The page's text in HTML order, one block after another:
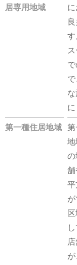
居専用地域
す
に
第一種住居地域
第
地
平